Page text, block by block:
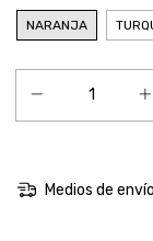
NARANJA
Medios de envío